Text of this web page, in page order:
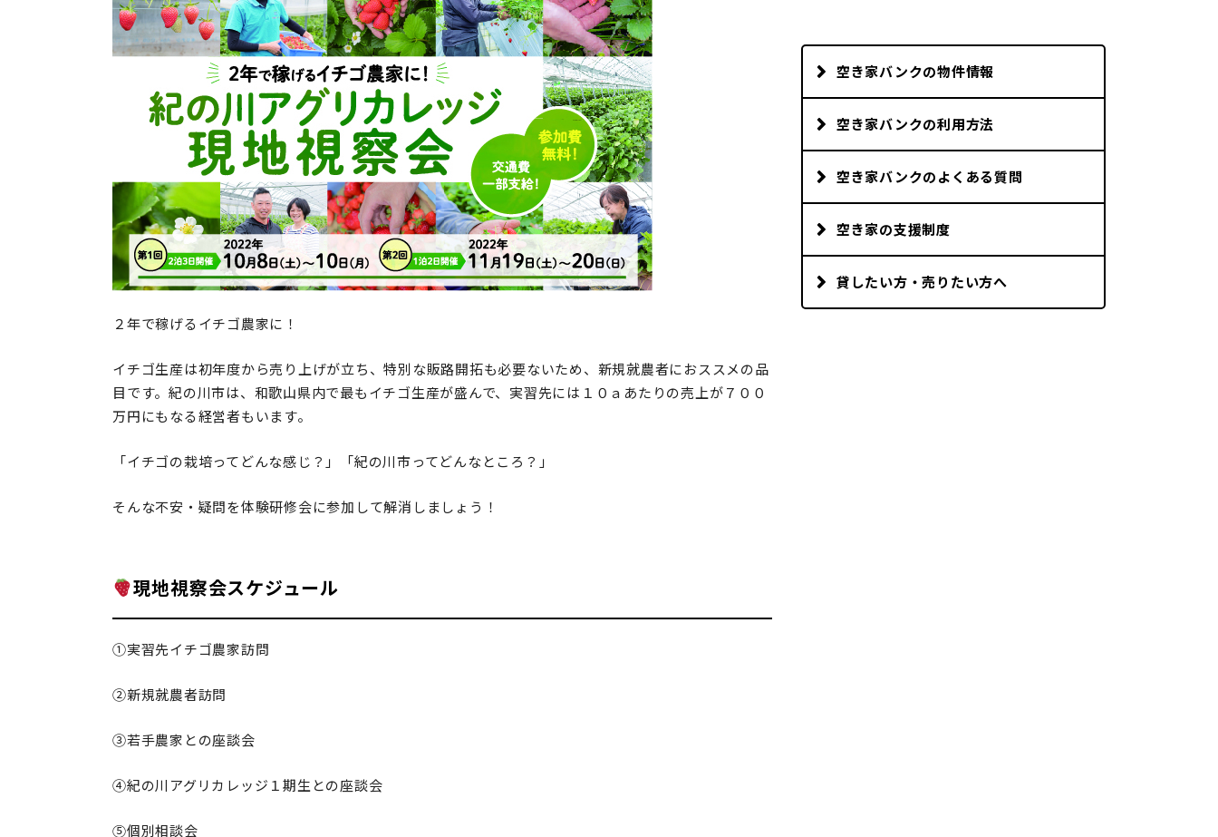
移住者インタビュー
動画
地域おこし協力隊
２年で稼げるイチゴ農家に！
イチゴ生産は初年度から売り上げが立ち、特別な販路開拓も必要ないため、新規就農者におススメの品
目です。紀の川市は、和歌山県内で最もイチゴ生産が盛んで、実習先には１０ａあたりの売上が７００
万円にもなる経営者もいます。
「イチゴの栽培ってどんな感じ？」「紀の川市ってどんなところ？」
そんな不安・疑問を体験研修会に参加して解消しましょう！
現地視察会スケジュール
①実習先イチゴ農家訪問
②新規就農者訪問
③若手農家との座談会
④紀の川アグリカレッジ１期生との座談会
⑤個別相談会
空き家バンクの物件情報
空き家バンクの利用方法
空き家バンクのよくある質問
空き家の支援制度
貸したい方・売りたい方へ